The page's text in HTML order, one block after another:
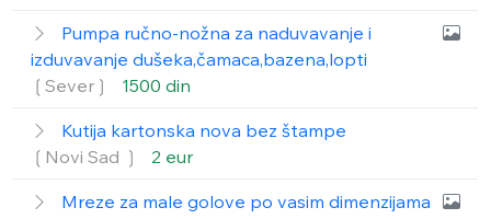
Pumpa ručno-nožna za naduvavanje i
izduvavanje dušeka,čamaca,bazena,lopti
❲Sever❳
1500 din
Kutija kartonska nova bez štampe
❲Novi Sad ❳
2 eur
Mreze za male golove po vasim dimenzijama